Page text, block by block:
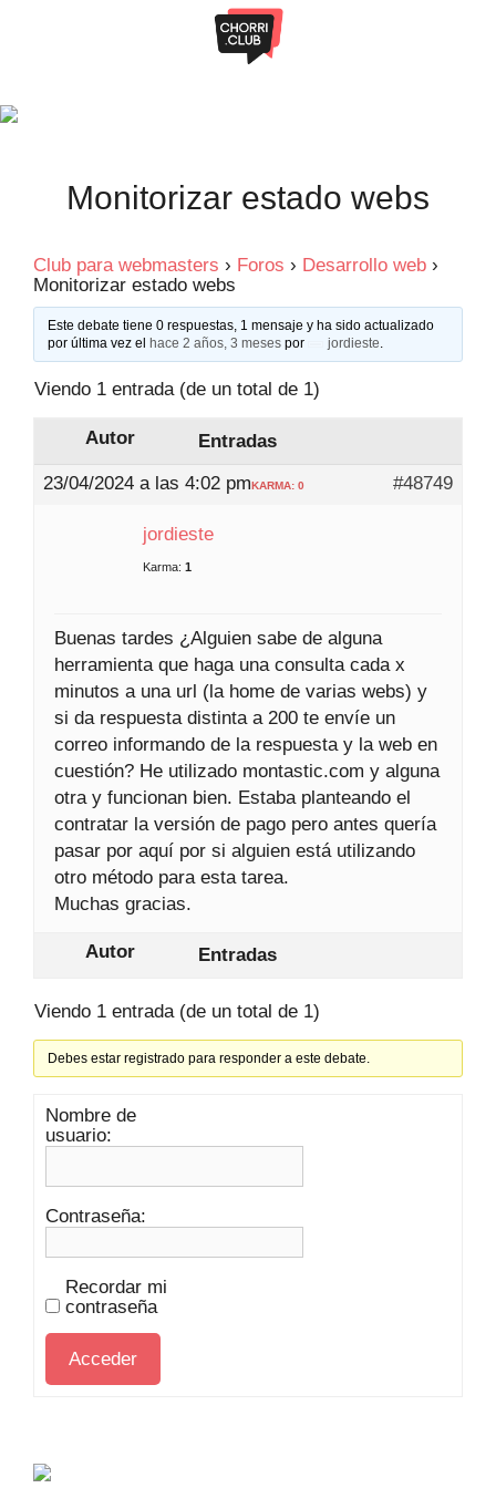
Monitorizar estado webs
Club para webmasters › Foros › Desarrollo web ›
Monitorizar estado webs
Este debate tiene 0 respuestas, 1 mensaje y ha sido actualizado
por última vez el
hace 2 años, 3 meses por jordieste.
Viendo 1 entrada (de un total de 1)
Autor
Entradas
23/04/2024 a las 4:02 pm
#48749
KARMA: 0
jordieste
Karma: 1
Buenas tardes ¿Alguien sabe de alguna
herramienta que haga una consulta cada x
minutos a una url (la home de varias webs) y
si da respuesta distinta a 200 te envíe un
correo informando de la respuesta y la web en
cuestión? He utilizado montastic.com y alguna
otra y funcionan bien. Estaba planteando el
contratar la versión de pago pero antes quería
pasar por aquí por si alguien está utilizando
otro método para esta tarea.
Muchas gracias.
Autor Entradas
Viendo 1 entrada (de un total de 1)
Debes estar registrado para responder a este debate.
Nombre de
usuario:
Contraseña:
Recordar mi
contraseña
Acceder